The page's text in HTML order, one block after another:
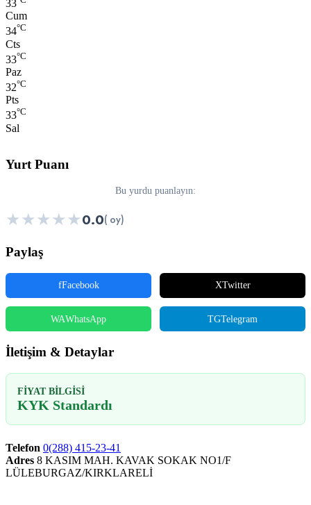
33
Cum
34°C
Cts
33°C
Paz
32°C
Pts
33°C
Sal
Yurt Puanı
Bu yurdu puanlayın:
★★★★★0.0( oy)
Paylaş
fFacebook XTwitter
WAWhatsApp TGTelegram
İletişim & Detaylar
FIYAT BILGISI
KYK Standardı
Telefon 0(288) 415-23-41
Adres 8 KASIM MAH. KAVAK SOKAK NO1/F
LÜLEBURGAZ/KIRKLARELİ